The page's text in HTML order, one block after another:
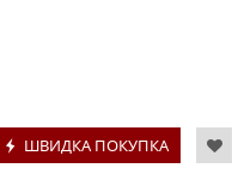
ШВИДКА ПОКУПКА